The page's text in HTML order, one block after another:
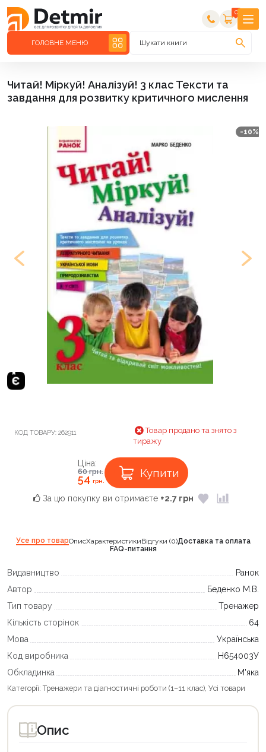
0
ГОЛОВНЕ МЕНЮ Шукати книги
Читай! Міркуй! Аналізуй! 3 клас Тексти та
завдання для розвитку критичного мислення
-10%
КОД ТОВАРУ: 262911
Товар продано та знято з
тиражу
Ціна:
60грн.
54грн.
Купити
За цю покупку ви отримаєте +2.7 грн
Усе про товарОписХарактеристикиВідгуки (0)Доставка та оплата
FAQ-питання
Видавництво
Ранок
Автор
Беденко М.В.
Тип товару
Тренажер
Кількість сторінок
64
Мова
Українська
Код виробника
Н654003У
Обкладинка
М'яка
Категорії: Тренажери та діагностичні роботи (1–11 клас), Усі товари
Опис